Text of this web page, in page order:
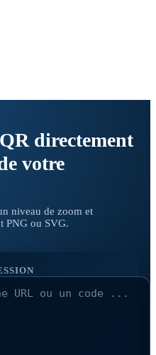
directement
votre
niveau de zoom et
PNG ou SVG.